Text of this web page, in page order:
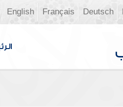
Deutsch
Français
English